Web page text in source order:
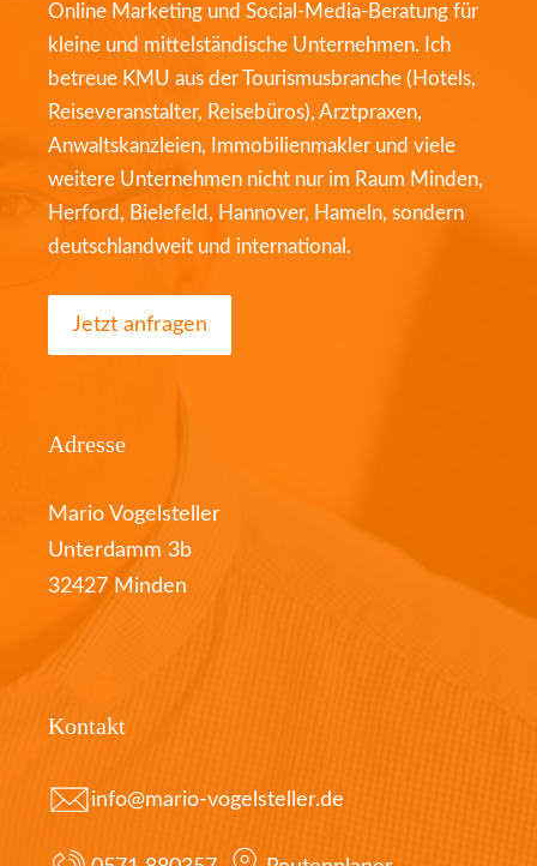
Online Marketing und Social-Media-Beratung für
kleine und mittelständische Unternehmen. Ich
betreue KMU aus der Tourismusbranche (Hotels,
Reiseveranstalter, Reisebüros), Arztpraxen,
Anwaltskanzleien, Immobilienmakler und viele
weitere Unternehmen nicht nur im Raum Minden,
Herford, Bielefeld, Hannover, Hameln, sondern
deutschlandweit und international.
Jetzt anfragen
Adresse
Mario Vogelsteller
Unterdamm 3b
32427 Minden
Kontakt
info@mario-vogelsteller.de